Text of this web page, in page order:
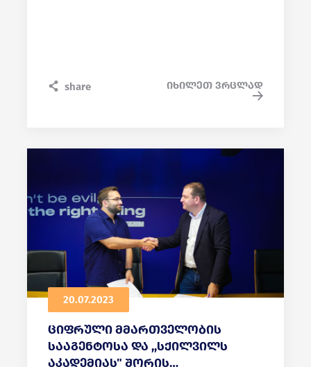
share იხილეთ ვრცლად
20.07.2023
ციფრული მმართველობის
სააგენტოსა და ,,სქილვილს
აკადემიას" შორის